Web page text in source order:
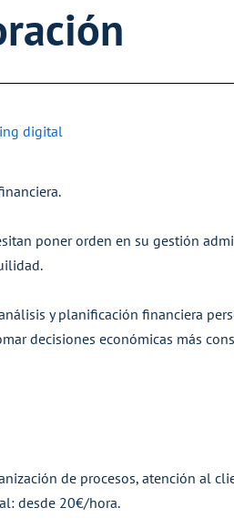
digital
poner orden en su gestión
y planificación financiera
decisiones económicas más
de procesos, atención al
desde 20€/hora.